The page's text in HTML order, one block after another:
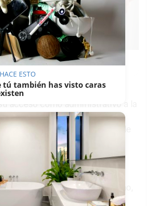
apps existen y son súper útiles?
"la facilidad que le
acceso como administrativo a la
corporativa, registro
mecanizaban las solicitudes de
médicas generándose
luego "componían la historia
o usuario".
supuestamente "en su provecho,
los procedimientos
ESTO
tú también has visto caras